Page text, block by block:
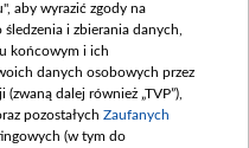
wewnętrznych
aby wyrazić zgody na
i zbierania danych,
końcowym i ich
danych osobowych przez
dalej również „TVP”),
pozostałych Zaufanych
(w tym do